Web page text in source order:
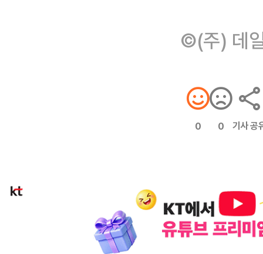
©(주) 데
0 0 기사 공